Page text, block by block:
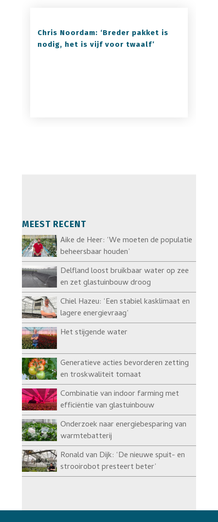
Chris Noordam: ‘Breder pakket is
nodig, het is vijf voor twaalf’
MEEST RECENT
Aike de Heer: ‘We moeten de populatie
beheersbaar houden’
Delfland loost bruikbaar water op zee
en zet glastuinbouw droog
Chiel Hazeu: ‘Een stabiel kasklimaat en
lagere energievraag’
Het stijgende water
Generatieve acties bevorderen zetting
en troskwaliteit tomaat
Combinatie van indoor farming met
efficiëntie van glastuinbouw
Onderzoek naar energiebesparing van
warmtebatterij
Ronald van Dijk: ‘De nieuwe spuit- en
strooirobot presteert beter’